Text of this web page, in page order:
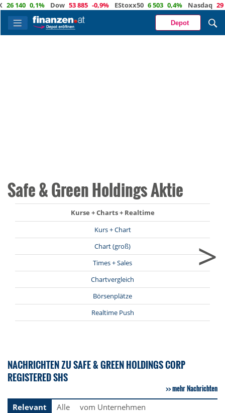
140 0,1% Dow 53 885 -0,9% EStoxx50 6 503 0,4% Nasdaq 29 373
Depot
Safe & Green Holdings Aktie
Kurse + Charts + Realtime
Kurs + Chart
Chart (groß)
Times + Sales
Chartvergleich
Börsenplätze
Realtime Push
>
NACHRICHTEN ZU SAFE & GREEN HOLDINGS CORP
REGISTERED SHS
mehr Nachrichten
Relevant
Alle vom Unternehmen